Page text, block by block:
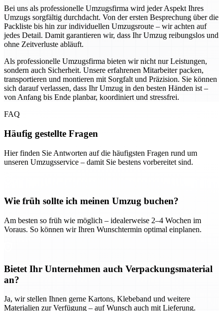
Bei uns als professionelle Umzugsfirma wird jeder Aspekt Ihres
Umzugs sorgfältig durchdacht. Von der ersten Besprechung über die
Packliste bis hin zur individuellen Umzugsroute – wir achten auf
jedes Detail. Damit garantieren wir, dass Ihr Umzug reibungslos und
ohne Zeitverluste abläuft.
Als professionelle Umzugsfirma bieten wir nicht nur Leistungen,
sondern auch Sicherheit. Unsere erfahrenen Mitarbeiter packen,
transportieren und montieren mit Sorgfalt und Präzision. Sie können
sich darauf verlassen, dass Ihr Umzug in den besten Händen ist –
von Anfang bis Ende planbar, koordiniert und stressfrei.
FAQ
Häufig gestellte Fragen
Hier finden Sie Antworten auf die häufigsten Fragen rund um
unseren Umzugsservice – damit Sie bestens vorbereitet sind.
Wie früh sollte ich meinen Umzug buchen?
Am besten so früh wie möglich – idealerweise 2–4 Wochen im
Voraus. So können wir Ihren Wunschtermin optimal einplanen.
Bietet Ihr Unternehmen auch Verpackungsmaterial
an?
Ja, wir stellen Ihnen gerne Kartons, Klebeband und weitere
Materialien zur Verfügung – auf Wunsch auch mit Lieferung.